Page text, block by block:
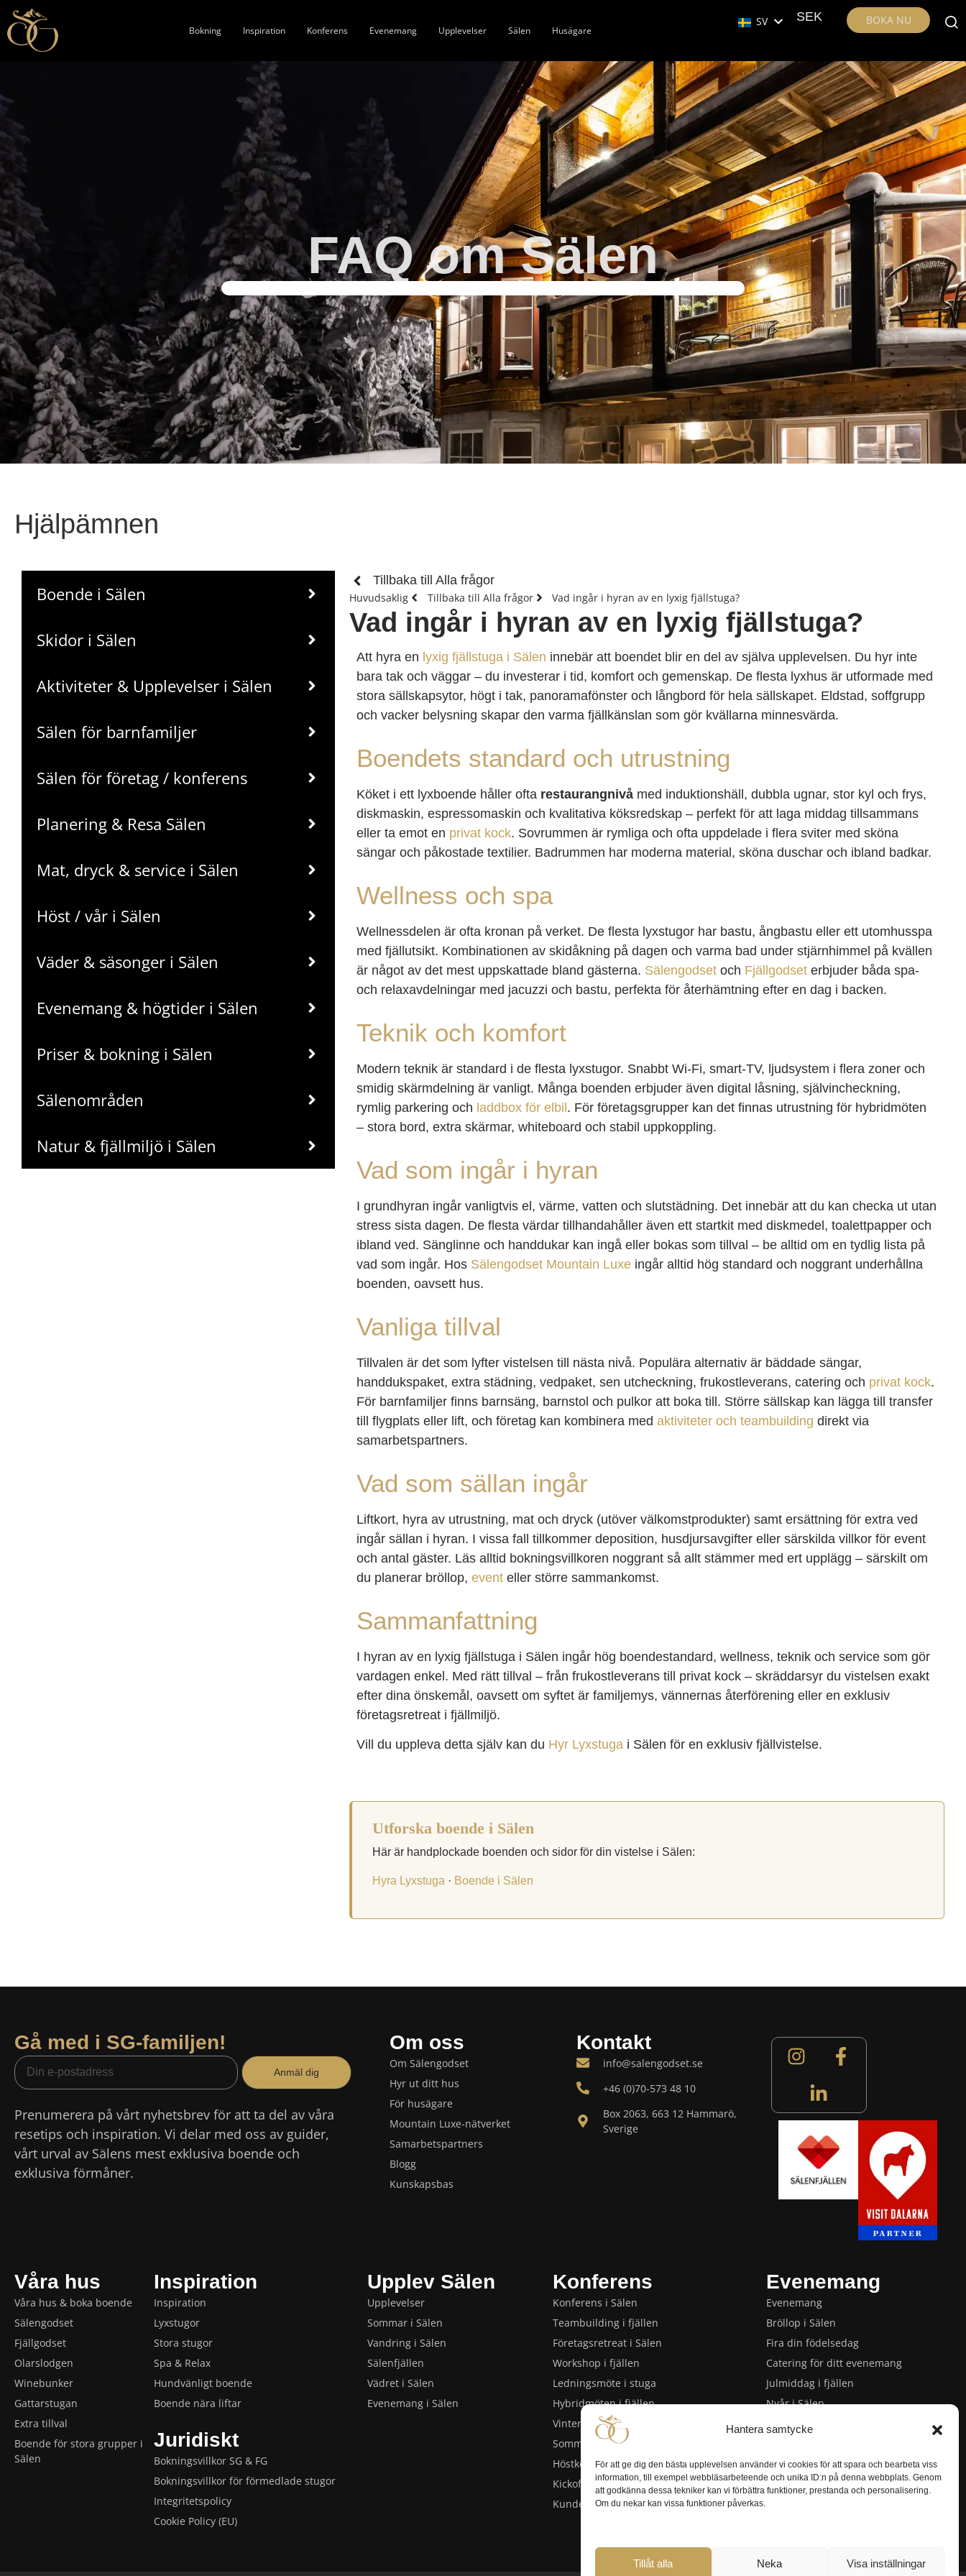
Hantera samtycke
För att ge dig den bästa upplevelsen använder vi cookies för att spara och bearbeta viss
information, till exempel webbläsarbeteende och unika ID:n på denna webbplats. Genom
att godkänna dessa tekniker kan vi förbättra funktioner, prestanda och personalisering.
Om du nekar kan vissa funktioner påverkas.
Tillåt alla Neka Visa inställningar
Bokning Inspiration Konferens Evenemang Upplevelser Sälen Husägare
SV SEK BOKA NU
FAQ om Sälen
Hjälpämnen
Boende i Sälen
Skidor i Sälen
Aktiviteter & Upplevelser i Sälen
Sälen för barnfamiljer
Sälen för företag / konferens
Planering & Resa Sälen
Mat, dryck & service i Sälen
Höst / vår i Sälen
Väder & säsonger i Sälen
Evenemang & högtider i Sälen
Priser & bokning i Sälen
Sälenområden
Natur & fjällmiljö i Sälen
Tillbaka till Alla frågor
Huvudsaklig Tillbaka till Alla frågor Vad ingår i hyran av en lyxig fjällstuga?
Vad ingår i hyran av en lyxig fjällstuga?
Att hyra en lyxig fjällstuga i Sälen innebär att boendet blir en del av själva upplevelsen. Du hyr inte
bara tak och väggar – du investerar i tid, komfort och gemenskap. De flesta lyxhus är utformade med
stora sällskapsytor, högt i tak, panoramafönster och långbord för hela sällskapet. Eldstad, soffgrupp
och vacker belysning skapar den varma fjällkänslan som gör kvällarna minnesvärda.
Boendets standard och utrustning
Köket i ett lyxboende håller ofta restaurangnivå med induktionshäll, dubbla ugnar, stor kyl och frys,
diskmaskin, espressomaskin och kvalitativa köksredskap – perfekt för att laga middag tillsammans
eller ta emot en privat kock. Sovrummen är rymliga och ofta uppdelade i flera sviter med sköna
sängar och påkostade textilier. Badrummen har moderna material, sköna duschar och ibland badkar.
Wellness och spa
Wellnessdelen är ofta kronan på verket. De flesta lyxstugor har bastu, ångbastu eller ett utomhusspa
med fjällutsikt. Kombinationen av skidåkning på dagen och varma bad under stjärnhimmel på kvällen
är något av det mest uppskattade bland gästerna. Sälengodset och Fjällgodset erbjuder båda spa-
och relaxavdelningar med jacuzzi och bastu, perfekta för återhämtning efter en dag i backen.
Teknik och komfort
Modern teknik är standard i de flesta lyxstugor. Snabbt Wi-Fi, smart-TV, ljudsystem i flera zoner och
smidig skärmdelning är vanligt. Många boenden erbjuder även digital låsning, självincheckning,
rymlig parkering och laddbox för elbil . För företagsgrupper kan det finnas utrustning för hybridmöten
– stora bord, extra skärmar, whiteboard och stabil uppkoppling.
Vad som ingår i hyran
I grundhyran ingår vanligtvis el, värme, vatten och slutstädning. Det innebär att du kan checka ut utan
stress sista dagen. De flesta värdar tillhandahåller även ett startkit med diskmedel, toalettpapper och
ibland ved. Sänglinne och handdukar kan ingå eller bokas som tillval – be alltid om en tydlig lista på
vad som ingår. Hos Sälengodset Mountain Luxe ingår alltid hög standard och noggrant underhållna
boenden, oavsett hus.
Vanliga tillval
Tillvalen är det som lyfter vistelsen till nästa nivå. Populära alternativ är bäddade sängar,
handdukspaket, extra städning, vedpaket, sen utcheckning, frukostleverans, catering och privat kock.
För barnfamiljer finns barnsäng, barnstol och pulkor att boka till. Större sällskap kan lägga till transfer
till flygplats eller lift, och företag kan kombinera medaktiviteter och teambuilding direkt via
samarbetspartners.
Vad som sällan ingår
Liftkort, hyra av utrustning, mat och dryck (utöver välkomstprodukter) samt ersättning för extra ved
ingår sällan i hyran. I vissa fall tillkommer deposition, husdjursavgifter eller särskilda villkor för event
och antal gäster. Läs alltid bokningsvillkoren noggrant så allt stämmer med ert upplägg – särskilt om
du planerar bröllop,event eller större sammankomst.
Sammanfattning
I hyran av en lyxig fjällstuga i Sälen ingår hög boendestandard, wellness, teknik och service som gör
vardagen enkel. Med rätt tillval – från frukostleverans till privat kock – skräddarsyr du vistelsen exakt
efter dina önskemål, oavsett om syftet är familjemys, vännernas återförening eller en exklusiv
företagsretreat i fjällmiljö.
Vill du uppleva detta själv kan du Hyr Lyxstuga i Sälen för en exklusiv fjällvistelse.
Utforska boende i Sälen
Här är handplockade boenden och sidor för din vistelse i Sälen:
Hyra Lyxstuga · Boende i Sälen
Gå med i SG-familjen!
Anmäl dig
Prenumerera på vårt nyhetsbrev för att ta del av våra
resetips och inspiration. Vi delar med oss av guider,
vårt urval av Sälens mest exklusiva boende och
exklusiva förmåner.
Om oss
Om Sälengodset
Hyr ut ditt hus
För husägare
Mountain Luxe-nätverket
Samarbetspartners
Blogg
Kunskapsbas
Kontakt
info@salengodset.se
+46 (0)70-573 48 10
Box 2063, 663 12 Hammarö,
Sverige
Våra hus
Våra hus & boka boende
Sälengodset
Fjällgodset
Olarslodgen
Winebunker
Gattarstugan
Extra tillval
Boende för stora grupper i
Sälen
Inspiration
Inspiration
Lyxstugor
Stora stugor
Spa & Relax
Hundvänligt boende
Boende nära liftar
Juridiskt
Bokningsvillkor SG & FG
Bokningsvillkor för förmedlade stugor
Integritetspolicy
Cookie Policy (EU)
Upplev Sälen
Upplevelser
Sommar i Sälen
Vandring i Sälen
Sälenfjällen
Vädret i Sälen
Evenemang i Sälen
Konferens
Konferens i Sälen
Teambuilding i fjällen
Företagsretreat i Sälen
Workshop i fjällen
Ledningsmöte i stuga
Hybridmöten i fjällen
Vinterkonferens i Sälen
Sommarkonferens i Sälen
Höstkonferens i Sälen
Kickoff eller avslutningsevent
Kundevenemang i Sälen
Evenemang
Evenemang
Bröllop i Sälen
Fira din födelsedag
Catering för ditt evenemang
Julmiddag i fjällen
Nyår i Sälen
Privat middag med kock